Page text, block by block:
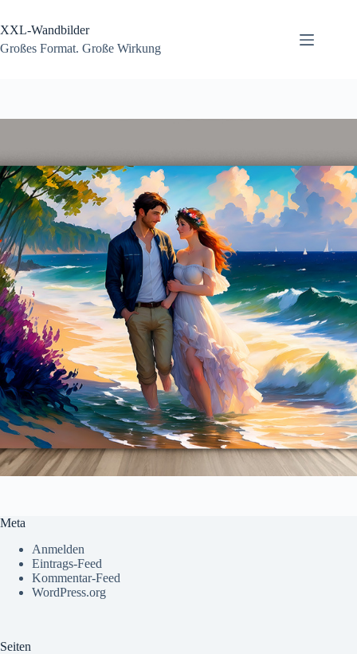
springen
XXL-Wandbilder
Großes Format. Große Wirkung
Meta
Anmelden
Eintrags-Feed
Kommentar-Feed
WordPress.org
Seiten